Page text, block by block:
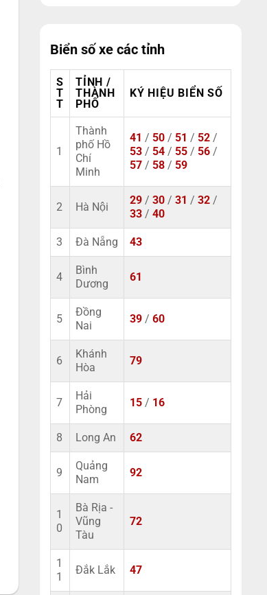
Biển số xe các tỉnh
S
T
T
TỈNH /
THÀNH
PHỐ
KÝ HIỆU BIỂN SỐ
1
Thành
phố Hồ
Chí
Minh
41 / 50 / 51 / 52 /
53 / 54 / 55 / 56 /
57 / 58 / 59
2 Hà Nội
29 / 30 / 31 / 32 /
33 / 40
3 Đà Nẵng 43
4
Bình
Dương
61
5
Đồng
Nai
39 / 60
6
Khánh
Hòa
79
7
Hải
Phòng
15 / 16
8 Long An 62
9
Quảng
Nam
92
1
0
Bà Rịa -
Vũng
Tàu
72
1
1
Đắk Lắk 47